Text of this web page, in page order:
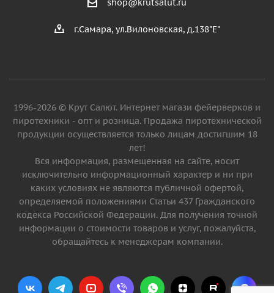
shop@krutsalut.ru
г.Самара, ул.Вилоновская, д.138"Е"
1996-2026 © Крут Салют. Интернет магази фейерверков и
пиротехники - опт и розница. Продажа пиротехнической
продукции осуществляется только лицам достигшим 18
лет!
Вся информация, размещенная на сайте, носит
исключительно информационный характер и ни при
каких условиях не являются публичной офертой,
определяемой положениями Статьи 437 Гражданского
кодекса Российской Федерации. Для получения точной
информации о стоимости товаров и услуг, пожалуйста,
обращайтесь к менеджерам компании.